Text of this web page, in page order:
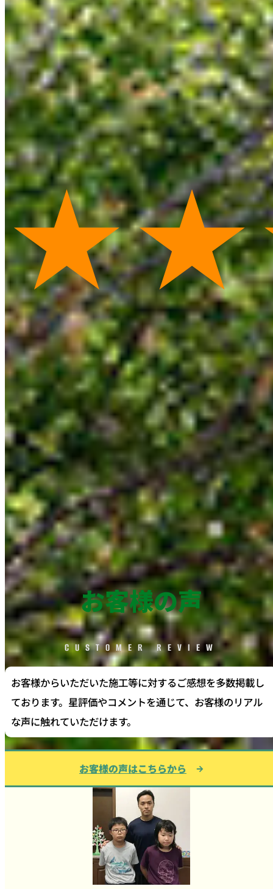
お客様の声
CUSTOMER REVIEW
お客様からいただいた施工等に対するご感想を多数掲載し
ております。星評価やコメントを通じて、お客様のリアル
な声に触れていただけます。
お客様の声はこちらから